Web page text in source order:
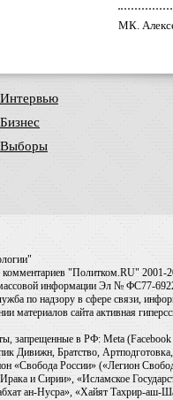
МК.
Интервью
Бизнес
Выборы
"Политком.RU" 2001-
массовой информации Эл № ФС77-
по надзору в сфере связи,
материалов сайта активная
запрещенные в РФ: Meta
Дивижн, Братство,
«Свобода России» («Легион
Ирака и Сирии», «Исламское
ан-Нусра», «Хайят Тахрир-